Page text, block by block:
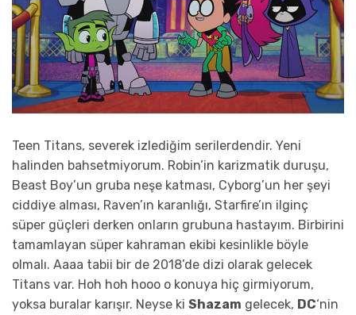
Teen Titans, severek izlediğim serilerdendir. Yeni
halinden bahsetmiyorum. Robin’in karizmatik duruşu,
Beast Boy’un gruba neşe katması, Cyborg’un her şeyi
ciddiye alması, Raven’ın karanlığı, Starfire’ın ilginç
süper güçleri derken onların grubuna hastayım. Birbirini
tamamlayan süper kahraman ekibi kesinlikle böyle
olmalı. Aaaa tabii bir de 2018’de dizi olarak gelecek
Titans var. Hoh hoh hooo o konuya hiç girmiyorum,
yoksa buralar karışır. Neyse ki Shazam gelecek, DC‘nin